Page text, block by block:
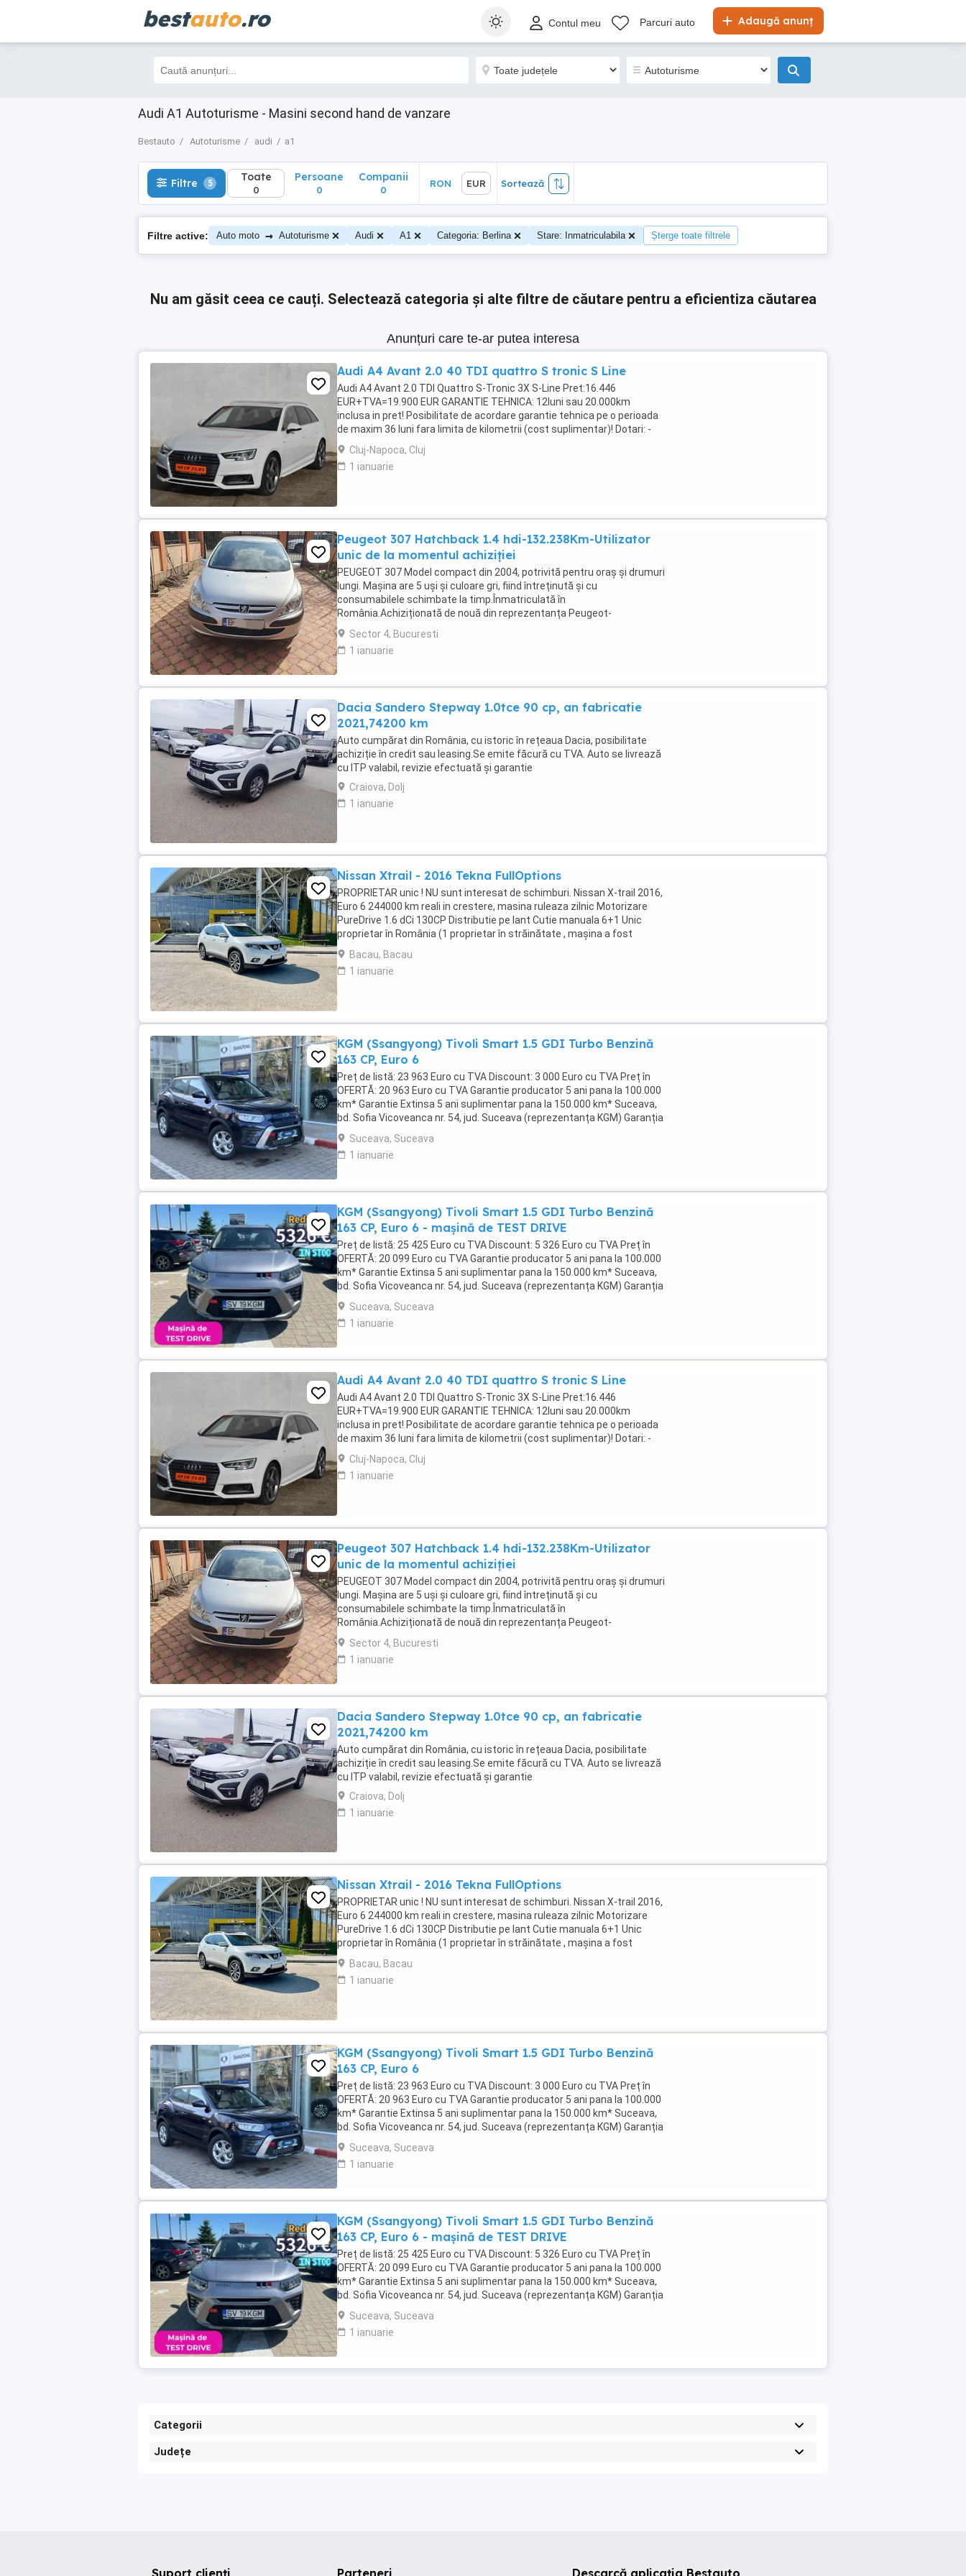
bestauto.ro Adaugă anunț
Contul meu Parcuri auto
Audi A1 Autoturisme - Masini second hand de vanzare
Bestauto Autoturisme audi a1
Filtre 5 Toate
0
Sortează
Filtre 5 Toate
0
Persoane
0
Companii
0
RON EUR Sortează
Filtre active: Auto moto → Autoturisme Audi A1 Categoria: Berlina Stare: Inmatriculabila Șterge toate filtrele
Nu am găsit ceea ce cauți. Selectează categoria și alte filtre de căutare pentru a eficientiza căutarea
Anunțuri care te-ar putea interesa
Audi A4 Avant 2.0 40 TDI quattro S tronic S Line
Audi A4 Avant 2.0 TDI Quattro S-Tronic 3X S-Line Pret:16.446
EUR+TVA=19.900 EUR GARANTIE TEHNICA: 12luni sau 20.000km
inclusa in pret! Posibilitate de acordare garantie tehnica pe o perioada
de maxim 36 luni fara limita de kilometrii (cost suplimentar)! Dotari: -
Motorizare 2.0 TDI 190 CP -Cutie ...
Cluj-Napoca, Cluj
1 ianuarie
Peugeot 307 Hatchback 1.4 hdi-132.238Km-Utilizator
unic de la momentul achiziției
PEUGEOT 307 Model compact din 2004, potrivită pentru oraș și drumuri
lungi. Mașina are 5 uși și culoare gri, fiind întreținută și cu
consumabilele schimbate la timp.Înmatriculată în
România.Achiziționată de nouă din reprezentanța Peugeot-
Eurial.Autovehicul fiabil și economic.Stare de funcționare foarte ...
Sector 4, Bucuresti
1 ianuarie
Dacia Sandero Stepway 1.0tce 90 cp, an fabricatie
2021,74200 km
Auto cumpărat din România, cu istoric în rețeaua Dacia, posibilitate
achiziție în credit sau leasing.Se emite făcură cu TVA. Auto se livrează
cu ITP valabil, revizie efectuată și garantie
Craiova, Dolj
1 ianuarie
Nissan Xtrail - 2016 Tekna FullOptions
PROPRIETAR unic ! NU sunt interesat de schimburi. Nissan X-trail 2016,
Euro 6 244000 km reali in crestere, masina ruleaza zilnic Motorizare
PureDrive 1.6 dCi 130CP Distributie pe lant Cutie manuala 6+1 Unic
proprietar în România (1 proprietar în străinătate , mașina a fost
cumpărată de ...
Bacau, Bacau
1 ianuarie
KGM (Ssangyong) Tivoli Smart 1.5 GDI Turbo Benzină
163 CP, Euro 6
Preț de listă: 23 963 Euro cu TVA Discount: 3 000 Euro cu TVA Preț în
OFERTĂ: 20 963 Euro cu TVA Garantie producator 5 ani pana la 100.000
km* Garantie Extinsa 5 ani suplimentar pana la 150.000 km* Suceava,
bd. Sofia Vicoveanca nr. 54, jud. Suceava (reprezentanța KGM) Garanția
oferită include 5 ani ...
Suceava, Suceava
1 ianuarie
KGM (Ssangyong) Tivoli Smart 1.5 GDI Turbo Benzină
163 CP, Euro 6 - mașină de TEST DRIVE
Preț de listă: 25 425 Euro cu TVA Discount: 5 326 Euro cu TVA Preț în
OFERTĂ: 20 099 Euro cu TVA Garantie producator 5 ani pana la 100.000
km* Garantie Extinsa 5 ani suplimentar pana la 150.000 km* Suceava,
bd. Sofia Vicoveanca nr. 54, jud. Suceava (reprezentanța KGM) Garanția
oferită include 5 ...
Suceava, Suceava
1 ianuarie
Audi A4 Avant 2.0 40 TDI quattro S tronic S Line
Audi A4 Avant 2.0 TDI Quattro S-Tronic 3X S-Line Pret:16.446
EUR+TVA=19.900 EUR GARANTIE TEHNICA: 12luni sau 20.000km
inclusa in pret! Posibilitate de acordare garantie tehnica pe o perioada
de maxim 36 luni fara limita de kilometrii (cost suplimentar)! Dotari: -
Motorizare 2.0 TDI 190 CP -Cutie ...
Cluj-Napoca, Cluj
1 ianuarie
Peugeot 307 Hatchback 1.4 hdi-132.238Km-Utilizator
unic de la momentul achiziției
PEUGEOT 307 Model compact din 2004, potrivită pentru oraș și drumuri
lungi. Mașina are 5 uși și culoare gri, fiind întreținută și cu
consumabilele schimbate la timp.Înmatriculată în
România.Achiziționată de nouă din reprezentanța Peugeot-
Eurial.Autovehicul fiabil și economic.Stare de funcționare foarte ...
Sector 4, Bucuresti
1 ianuarie
Dacia Sandero Stepway 1.0tce 90 cp, an fabricatie
2021,74200 km
Auto cumpărat din România, cu istoric în rețeaua Dacia, posibilitate
achiziție în credit sau leasing.Se emite făcură cu TVA. Auto se livrează
cu ITP valabil, revizie efectuată și garantie
Craiova, Dolj
1 ianuarie
Nissan Xtrail - 2016 Tekna FullOptions
PROPRIETAR unic ! NU sunt interesat de schimburi. Nissan X-trail 2016,
Euro 6 244000 km reali in crestere, masina ruleaza zilnic Motorizare
PureDrive 1.6 dCi 130CP Distributie pe lant Cutie manuala 6+1 Unic
proprietar în România (1 proprietar în străinătate , mașina a fost
cumpărată de ...
Bacau, Bacau
1 ianuarie
KGM (Ssangyong) Tivoli Smart 1.5 GDI Turbo Benzină
163 CP, Euro 6
Preț de listă: 23 963 Euro cu TVA Discount: 3 000 Euro cu TVA Preț în
OFERTĂ: 20 963 Euro cu TVA Garantie producator 5 ani pana la 100.000
km* Garantie Extinsa 5 ani suplimentar pana la 150.000 km* Suceava,
bd. Sofia Vicoveanca nr. 54, jud. Suceava (reprezentanța KGM) Garanția
oferită include 5 ani ...
Suceava, Suceava
1 ianuarie
KGM (Ssangyong) Tivoli Smart 1.5 GDI Turbo Benzină
163 CP, Euro 6 - mașină de TEST DRIVE
Preț de listă: 25 425 Euro cu TVA Discount: 5 326 Euro cu TVA Preț în
OFERTĂ: 20 099 Euro cu TVA Garantie producator 5 ani pana la 100.000
km* Garantie Extinsa 5 ani suplimentar pana la 150.000 km* Suceava,
bd. Sofia Vicoveanca nr. 54, jud. Suceava (reprezentanța KGM) Garanția
oferită include 5 ...
Suceava, Suceava
1 ianuarie
Categorii
Județe
Descarcă aplicația Bestauto
Suport clienți Parteneri